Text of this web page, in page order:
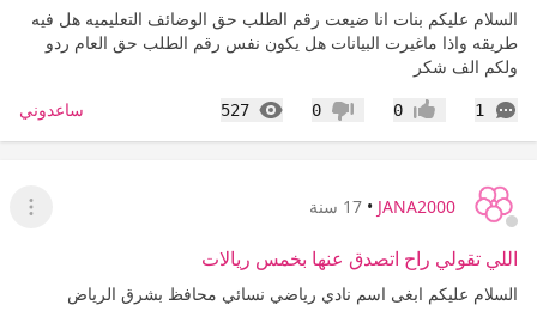
السلام عليكم بنات انا ضيعت رقم الطلب حق الوضائف التعليميه هل فيه
طريقه واذا ماغيرت البيانات هل يكون نفس رقم الطلب حق العام ردو
ولكم الف شكر
1
التعليقات إعجاب0 عدم إعجاب
0
527
المشاهدات ساعدوني
JANA2000
• 17 سنة
عرض
اللي تقولي راح اتصدق عنها بخمس ريالات
السلام عليكم ابغى اسم نادي رياضي نسائي محافظ بشرق الرياض